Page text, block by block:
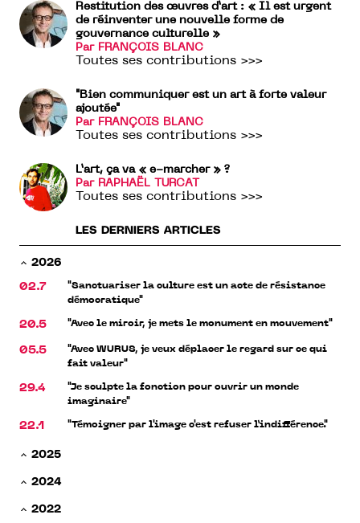
Restitution des œuvres d’art : « Il est urgent
de réinventer une nouvelle forme de
gouvernance culturelle »
Par FRANÇOIS BLANC
Toutes ses contributions >>>
"Bien communiquer est un art à forte valeur
ajoutée"
Par FRANÇOIS BLANC
Toutes ses contributions >>>
L’art, ça va « e-marcher » ?
Par RAPHAËL TURCAT
Toutes ses contributions >>>
LES DERNIERS ARTICLES
2026
02.7
"Sanctuariser la culture est un acte de résistance
démocratique"
20.5 "Avec le miroir, je mets le monument en mouvement"
05.5
"Avec WURUS, je veux déplacer le regard sur ce qui
fait valeur"
29.4
"Je sculpte la fonction pour ouvrir un monde
imaginaire"
22.1 "Témoigner par l'image c'est refuser l’indifférence."
2025
2024
2022